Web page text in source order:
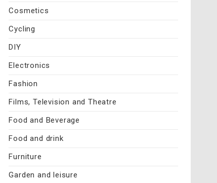
Cosmetics
Cycling
DIY
Electronics
Fashion
Films, Television and Theatre
Food and Beverage
Food and drink
Furniture
Garden and leisure